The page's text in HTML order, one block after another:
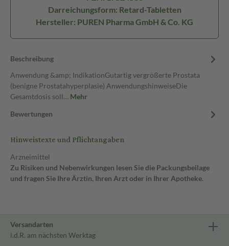
Darreichungsform: Retard-Tabletten
Hersteller: PUREN Pharma GmbH & Co. KG
Beschreibung
Anwendung &amp; IndikationGutartig vergrößerte Prostata
(benigne Prostatahyperplasie) AnwendungshinweiseDie
Gesamtdosis soll… Mehr
Bewertungen
Hinweistexte und Pflichtangaben
Arzneimittel
Zu Risiken und Nebenwirkungen lesen Sie die Packungsbeilage
und fragen Sie Ihre Ärztin, Ihren Arzt oder in Ihrer Apotheke.
Versandarten
i.d.R. am nächsten Werktag